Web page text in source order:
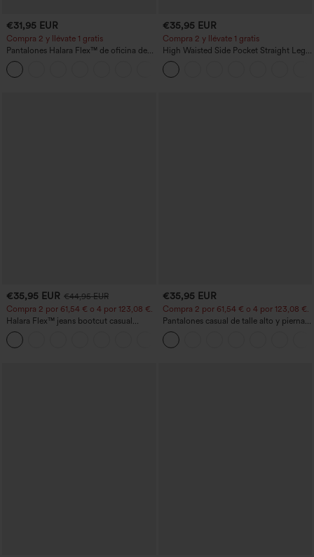
€31,95 EUR
Compra 2 y llévate 1 gratis
Pantalones Halara Flex™ de oficina de
tiro alto ligeramente acampanados con
bolsillos
€35,95 EUR
Compra 2 y llévate 1 gratis
High Waisted Side Pocket Straight Leg
Work Pants
€35,95 EUR €44,95 EUR
Compra 2 por 61,54 € o 4 por 123,08 €.
Halara Flex™ jeans bootcut casual
lavados, de talle alto y con bolsillos
€35,95 EUR
Compra 2 por 61,54 € o 4 por 123,08 €.
Pantalones casual de talle alto y pierna
recta con tacto de lino y bolsillos